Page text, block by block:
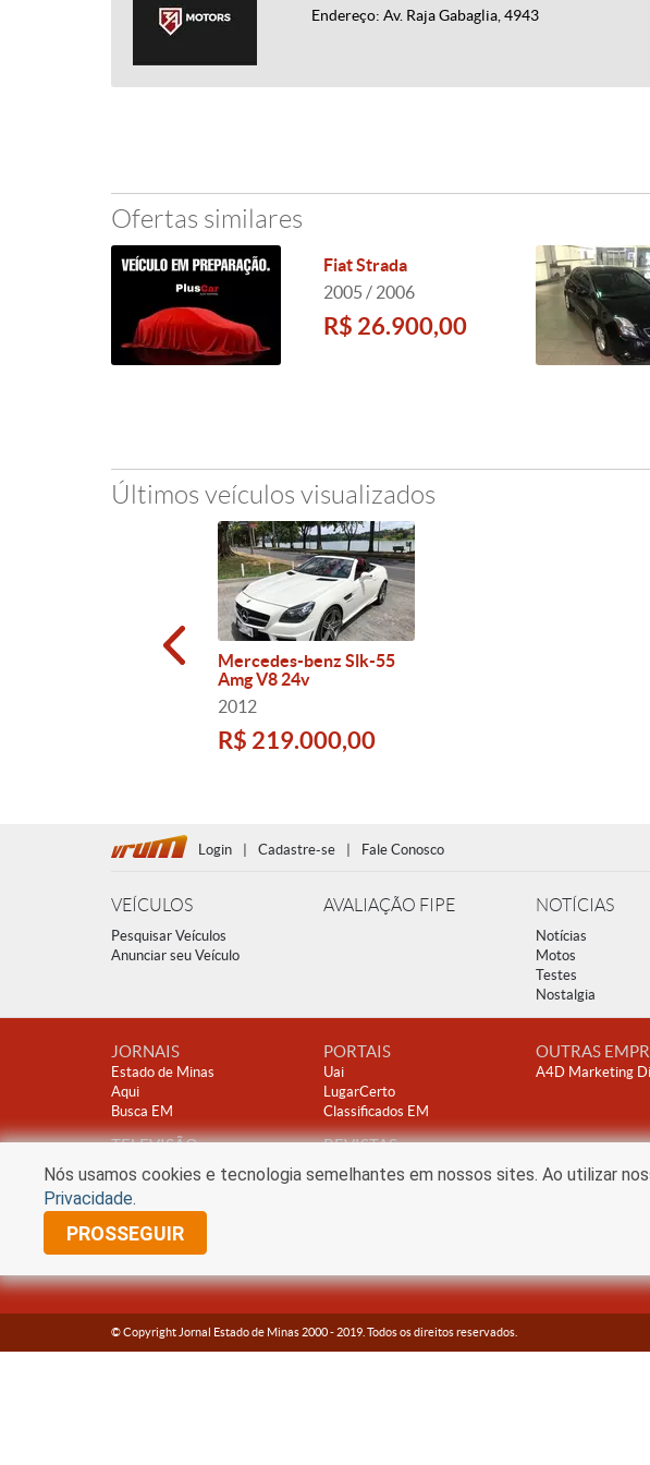
Endereço: Av. Raja Gabaglia, 4943
Ofertas similares
Fiat Strada
2005 / 2006
R$ 26.900,00
Últimos veículos visualizados
Mercedes-benz Slk-55
Amg V8 24v
2012
R$ 219.000,00
Login Cadastre-se Fale Conosco
VEÍCULOS
Pesquisar Veículos
Anunciar seu Veículo
AVALIAÇÃO FIPE NOTÍCIAS
Notícias
Motos
Testes
Nostalgia
JORNAIS
Estado de Minas
Aqui
Busca EM
TELEVISÃO
TV Alterosa
PORTAIS
Uai
LugarCerto
Classificados EM
REVISTAS
Encontro
Clube A
OUTRAS
A4D Marketing
© Copyright Jornal Estado de Minas 2000 -2019 . Todos os direitos reservados.
Nós usamos cookies e tecnologia semelhantes em nossos sites. Ao utilizar
Privacidade.
PROSSEGUIR